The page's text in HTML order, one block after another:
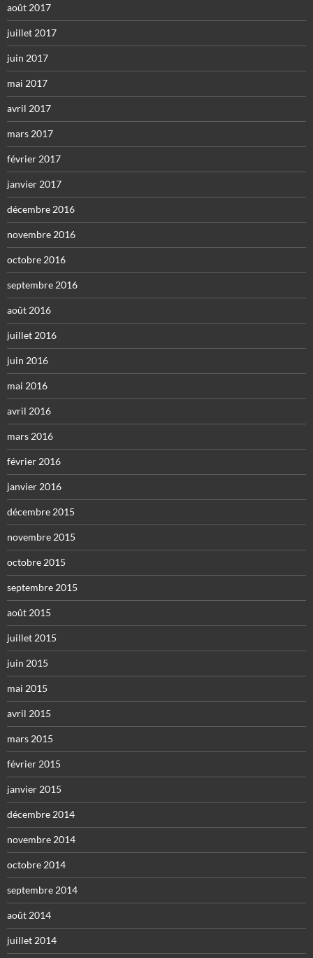
août 2017
juillet 2017
juin 2017
mai 2017
avril 2017
mars 2017
février 2017
janvier 2017
décembre 2016
novembre 2016
octobre 2016
septembre 2016
août 2016
juillet 2016
juin 2016
mai 2016
avril 2016
mars 2016
février 2016
janvier 2016
décembre 2015
novembre 2015
octobre 2015
septembre 2015
août 2015
juillet 2015
juin 2015
mai 2015
avril 2015
mars 2015
février 2015
janvier 2015
décembre 2014
novembre 2014
octobre 2014
septembre 2014
août 2014
juillet 2014